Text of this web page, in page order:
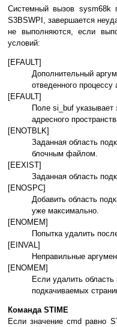
Системный вызов sysm68k
S3BSWPI, завершается
не выполняются, если
условий:
[EFAULT]
Дополнительный
отведенного процессу
[EFAULT]
Поле si_buf указывает
адресного
[ENOTBLK]
Заданная область
блочным файлом.
[EEXIST]
Заданная область
[ENOSPC]
Добавить область
уже максимально.
[ENOMEM]
Попытка удалить
[EINVAL]
Неправильные
[ENOMEM]
Если удалить
подкачиваемых
Команда STIME
Если значение cmd равно